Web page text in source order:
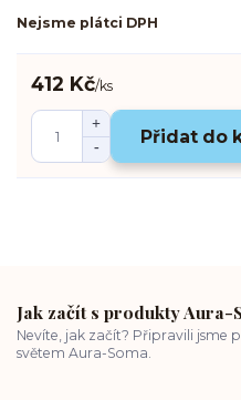
Nejsme plátci DPH
412 Kč/ks
Přidat do
Jak začít s produkty Aura-
Nevíte, jak začít? Připravili jsme
světem Aura-Soma.